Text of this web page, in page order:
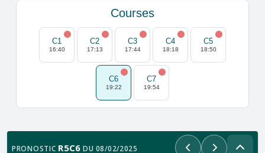
Courses
C1
16:40
C2
17:13
C3
17:44
C4
18:18
C5
18:50
C6
19:22
C7
19:54
PRONOSTIC R5C6 DU 08/02/2025